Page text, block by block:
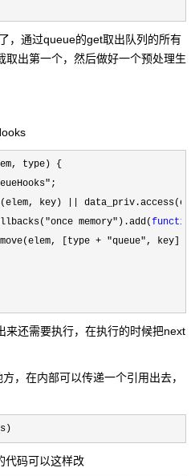
，通过queue的get取出队列的所有
取出第一个，然后做好一个预处理生
type) {
;
key) ||
"once memory").add(
[type
+ "queue", key]);
来还需要执行，在执行的时候把next
，在内部可以传递一个引用出去，
代码可以这样改